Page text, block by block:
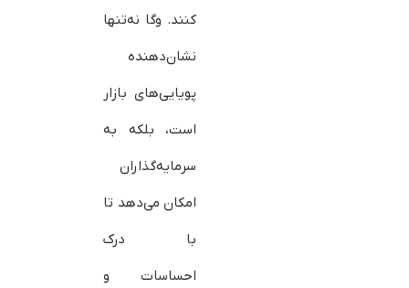
کنند. وگا نه‌تنها
نشان‌دهنده
پویایی‌های بازار
است، بلکه به
سرمایه‌گذاران
امکان می‌دهد تا
با درک
احساسات و